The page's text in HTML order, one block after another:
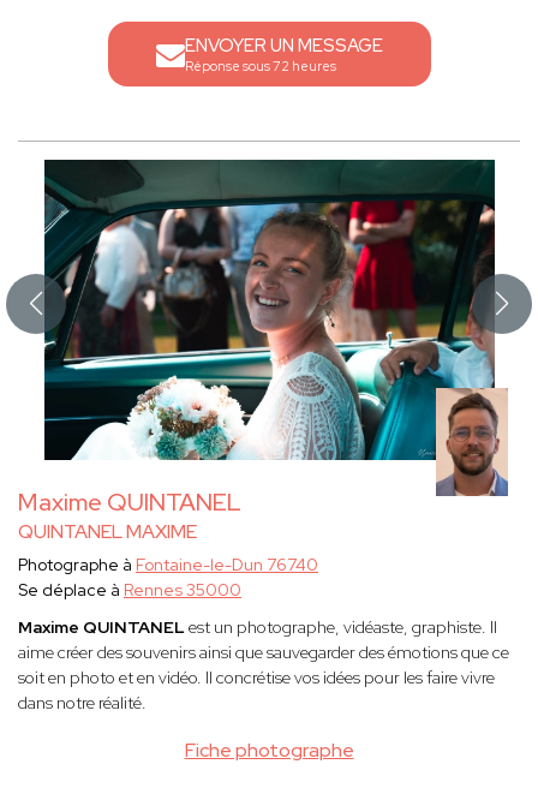
ENVOYER UN MESSAGE
Réponse sous 72 heures
Maxime QUINTANEL
QUINTANEL MAXIME
Fiche photographe
Photographe à Fontaine-le-Dun 76740
Se déplace à Rennes 35000
Maxime QUINTANELest un photographe, vidéaste, graphiste. Il
aime créer des souvenirs ainsi que sauvegarder des émotions que ce
soit en photo et en vidéo. Il concrétise vos idées pour les faire vivre
dans notre réalité.